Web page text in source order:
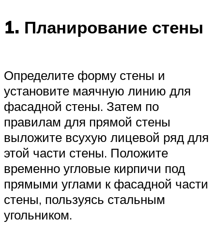
1. Планирование стены
Определите форму стены и
установите маячную линию для
фасадной стены. Затем по
правилам для прямой стены
выложите всухую лицевой ряд для
этой части стены. Положите
временно угловые кирпичи под
прямыми углами к фасадной части
стены, пользуясь стальным
угольником.